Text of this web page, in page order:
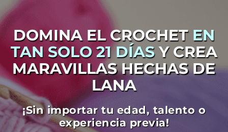
DOMINA EL CROCHETEN
TAN SOLO 21 DÍASY CREA
MARAVILLAS HECHAS DE
LANA
¡Sin importar tu edad, talento o
experiencia previa!